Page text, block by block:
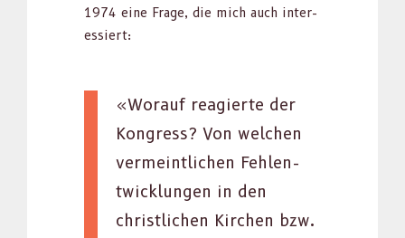
1974 eine Frage, die mich auch inter­
essiert:
«Worauf reagierte der
Kongress? Von welchen
ver­meintlichen Fehlen­
twick­lun­gen in den
christlichen Kirchen bzw.